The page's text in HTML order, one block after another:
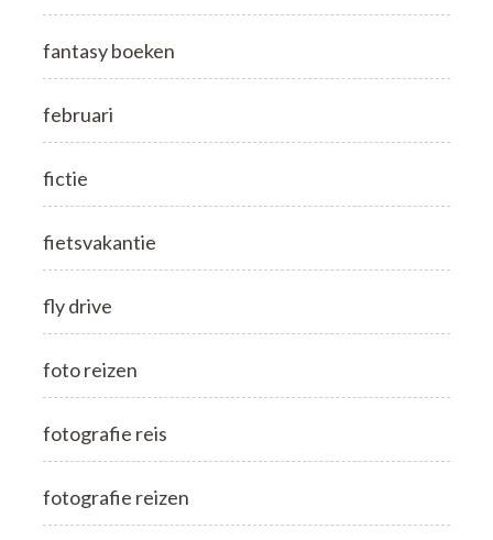
fantasy boeken
februari
fictie
fietsvakantie
fly drive
foto reizen
fotografie reis
fotografie reizen